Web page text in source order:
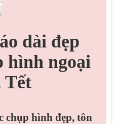
dài đẹp
hình ngoại
Tết
chụp hình đẹp, tôn